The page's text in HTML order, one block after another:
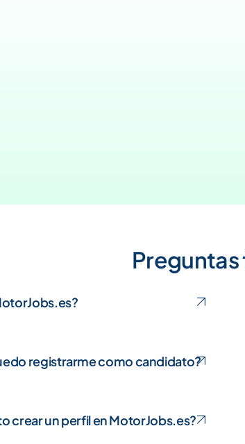
registrarme como candidato?
crear un perfil en MotorJobs.es?